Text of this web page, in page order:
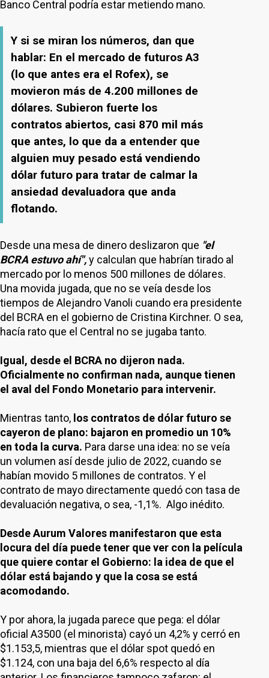
Banco Central podría estar metiendo mano.
Y si se miran los números, dan que
hablar: En el mercado de futuros A3
(lo que antes era el Rofex), se
movieron más de 4.200 millones de
dólares. Subieron fuerte los
contratos abiertos, casi 870 mil más
que antes, lo que da a entender que
alguien muy pesado está vendiendo
dólar futuro para tratar de calmar la
ansiedad devaluadora que anda
flotando.
Desde una mesa de dinero deslizaron que "el
BCRA estuvo ahí",y calculan que habrían tirado al
mercado por lo menos 500 millones de dólares.
Una movida jugada, que no se veía desde los
tiempos de Alejandro Vanoli cuando era presidente
del BCRA en el gobierno de Cristina Kirchner. O sea,
hacía rato que el Central no se jugaba tanto.
Igual, desde el BCRA no dijeron nada.
Oficialmente no confirman nada, aunque tienen
el aval del Fondo Monetario para intervenir.
Mientras tanto, los contratos de dólar futuro se
cayeron de plano: bajaron en promedio un 10%
en toda la curva. Para darse una idea: no se veía
un volumen así desde julio de 2022, cuando se
habían movido 5 millones de contratos. Y el
contrato de mayo directamente quedó con tasa de
devaluación negativa, o sea, -1,1%. Algo inédito.
Desde Aurum Valores manifestaron que esta
locura del día puede tener que ver con la película
que quiere contar el Gobierno: la idea de que el
dólar está bajando y que la cosa se está
acomodando.
Y por ahora, la jugada parece que pega: el dólar
oficial A3500 (el minorista) cayó un 4,2% y cerró en
$1.153,5, mientras que el dólar spot quedó en
$1.124, con una baja del 6,6% respecto al día